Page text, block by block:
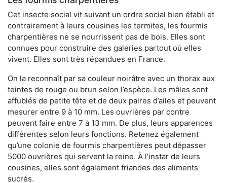
Cet insecte social vit suivant un ordre social bien établi et
contrairement à leurs cousines les termites, les fourmis
charpentières ne se nourrissent pas de bois. Elles sont
connues pour construire des galeries partout où elles
vivent. Elles sont très répandues en France.
On la reconnaît par sa couleur noirâtre avec un thorax aux
teintes de rouge ou brun selon l’espèce. Les mâles sont
affublés de petite tête et de deux paires d’ailes et peuvent
mesurer entre 9 à 10 mm. Les ouvrières par contre
peuvent faire entre 7 à 13 mm. De plus, leurs apparences
différentes selon leurs fonctions. Retenez également
qu’une colonie de fourmis charpentières peut dépasser
5000 ouvrières qui servent la reine. À l’instar de leurs
cousines, elles sont également friandes des aliments
sucrés.